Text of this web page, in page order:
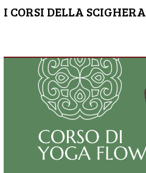
I CORSI DELLA SCIGHERA